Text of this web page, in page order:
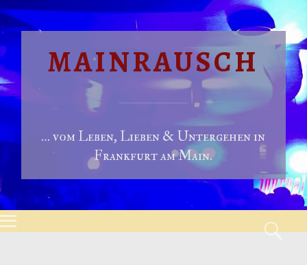
MAINRAUSCH
… vom Leben, Lieben & Untergehen in
Frankfurt am Main.
Menu